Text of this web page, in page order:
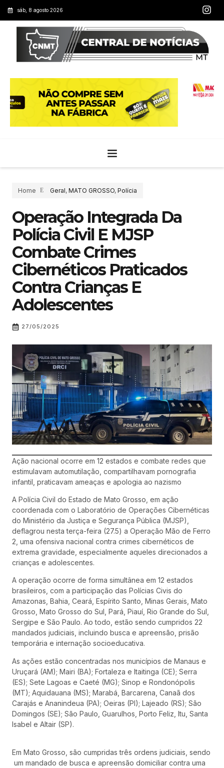
sáb, 8 agosto 2026
Home Geral, MATO GROSSO, Polícia
Operação Integrada Da
Polícia Civil E MJSP
Combate Crimes
Cibernéticos Praticados
Contra Crianças E
Adolescentes
27/05/2025
Ação nacional ocorre em 12 estados e combate redes que
estimulavam automutilação, compartilhavam pornografia
infantil, praticavam ameaças e apologia ao nazismo
A Polícia Civil do Estado de Mato Grosso, em ação
coordenada com o Laboratório de Operações Cibernéticas
do Ministério da Justiça e Segurança Pública (MJSP),
deflagrou nesta terça-feira (27.5) a Operação Mão de Ferro
2, uma ofensiva nacional contra crimes cibernéticos de
extrema gravidade, especialmente aqueles direcionados a
crianças e adolescentes.
A operação ocorre de forma simultânea em 12 estados
brasileiros, com a participação das Polícias Civis do
Amazonas, Bahia, Ceará, Espírito Santo, Minas Gerais, Mato
Grosso, Mato Grosso do Sul, Pará, Piauí, Rio Grande do Sul,
Sergipe e São Paulo. Ao todo, estão sendo cumpridos 22
mandados judiciais, incluindo busca e apreensão, prisão
temporária e internação socioeducativa.
As ações estão concentradas nos municípios de Manaus e
Uruçará (AM); Mairi (BA); Fortaleza e Itaitinga (CE); Serra
(ES); Sete Lagoas e Caeté (MG); Sinop e Rondonópolis
(MT); Aquidauana (MS); Marabá, Barcarena, Canaã dos
Carajás e Ananindeua (PA); Oeiras (PI); Lajeado (RS); São
Domingos (SE); São Paulo, Guarulhos, Porto Feliz, Itu, Santa
Isabel e Altair (SP).
Em Mato Grosso, são cumpridas três ordens judiciais, sendo
um mandado de busca e apreensão domiciliar contra uma